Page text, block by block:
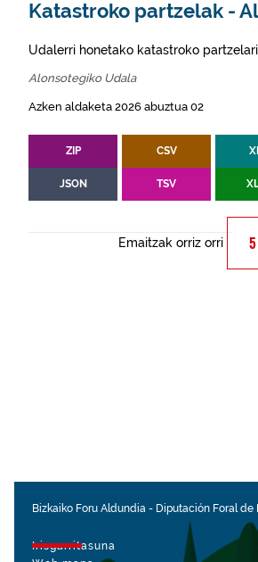
Katastroko partzelak -
Udalerri honetako katastroko
Alonsotegiko Udala
Azken aldaketa 2026 abuztua 02
ZIP CSV
JSON TSV
Emaitzak orriz orri
Bizkaiko Foru Aldundia - Diputación Foral de
Irisgarritasuna